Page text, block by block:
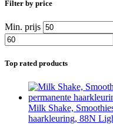
Filter by price
Min. prijs
Top rated products
Milk Shake,
haarkleuring, 88N